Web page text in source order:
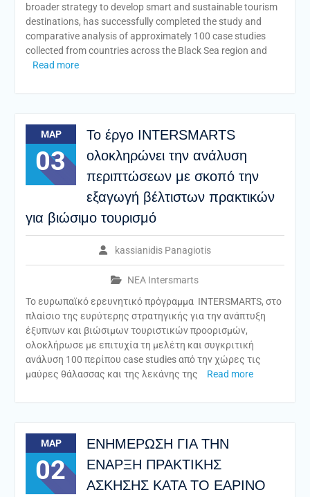
broader strategy to develop smart and sustainable tourism
destinations, has successfully completed the study and
comparative analysis of approximately 100 case studies
collected from countries across the Black Sea region and
Read more
ΜΑΡ
03
Το έργο INTERSMARTS
ολοκληρώνει την ανάλυση
περιπτώσεων με σκοπό την
εξαγωγή βέλτιστων πρακτικών
για βιώσιμο τουρισμό
kassianidis Panagiotis
ΝΕΑ Intersmarts
Το ευρωπαϊκό ερευνητικό πρόγραμμα INTERSMARTS, στο
πλαίσιο της ευρύτερης στρατηγικής για την ανάπτυξη
έξυπνων και βιώσιμων τουριστικών προορισμών,
ολοκλήρωσε με επιτυχία τη μελέτη και συγκριτική
ανάλυση 100 περίπου case studies από την χώρες τις
μαύρες θάλασσας και της λεκάνης της
Read more
ΜΑΡ
02
ΕΝΗΜΕΡΩΣΗ ΓΙΑ ΤΗΝ
ΕΝΑΡΞΗ ΠΡΑΚΤΙΚΗΣ
ΑΣΚΗΣΗΣ ΚΑΤΑ ΤΟ ΕΑΡΙΝΟ